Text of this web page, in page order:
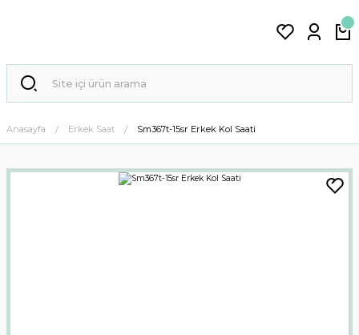
Anasayfa Erkek Saat Sm367t-15sr Erkek Kol Saati